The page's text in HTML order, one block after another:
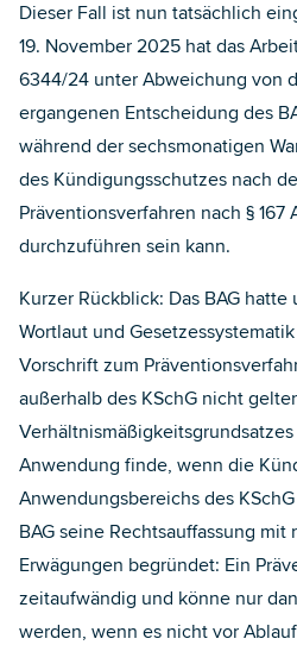
Dieser Fall ist nun tatsächlich
19. November 2025 hat das
6344/24 unter Abweichung von
ergangenen Entscheidung des
während der sechsmonatigen
des Kündigungsschutzes nach
Präventionsverfahren nach § 167
durchzuführen sein kann.
Kurzer Rückblick: Das BAG
Wortlaut und
Vorschrift zum
außerhalb des KSchG nicht
Anwendung finde, wenn die
Anwendungsbereichs des
BAG seine Rechtsauffassung mit
Erwägungen begründet: Ein
zeitaufwändig und könne nur
werden, wenn es nicht vor